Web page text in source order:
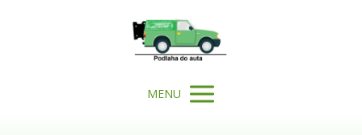
MENU